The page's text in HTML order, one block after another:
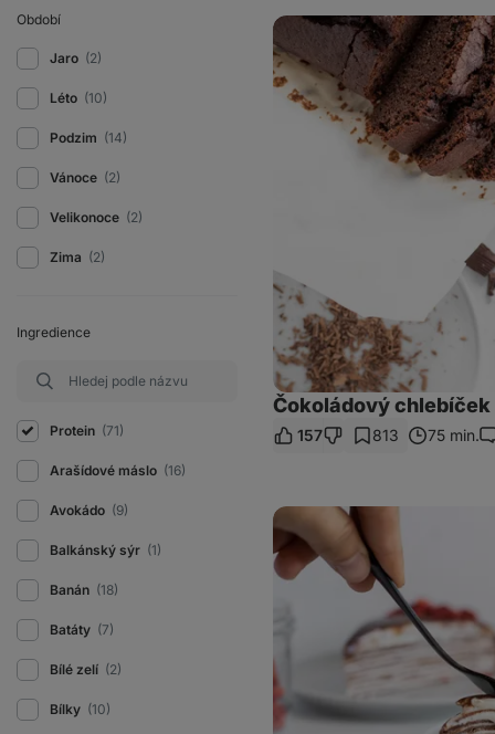
Období
Jaro (2)
Léto (10)
Podzim (14)
Vánoce (2)
Velikonoce (2)
Zima (2)
Ingredience
Protein (71)
Arašídové máslo (16)
Avokádo (9)
Balkánský sýr (1)
Banán (18)
Batáty (7)
Bílé zelí (2)
Bílky (10)
Čokoládový
s
červenou
řepou
Čokoládový
157 813 75 min.
Palačinkový
dort
tvarohem